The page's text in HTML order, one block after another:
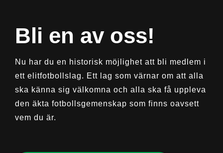
Bli en av oss!
Nu har du en historisk möjlighet att bli medlem i
ett elitfotbollslag. Ett lag som värnar om att alla
ska känna sig välkomna och alla ska få uppleva
den äkta fotbollsgemenskap som finns oavsett
vem du är.